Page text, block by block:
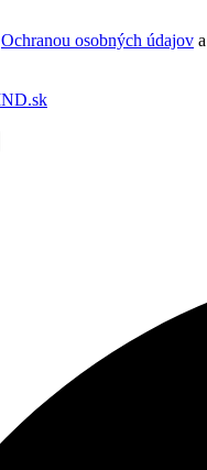
Ochranou osobných údajov a